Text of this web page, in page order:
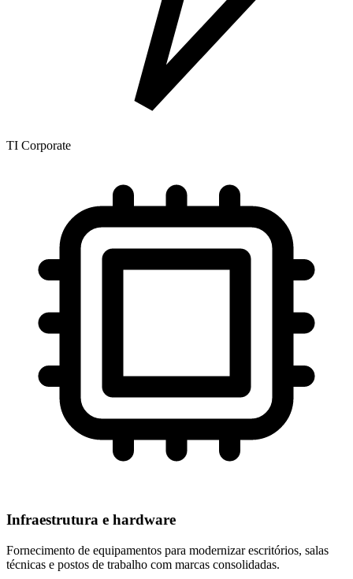
TI Corporate
Infraestrutura e hardware
Fornecimento de equipamentos para modernizar escritórios, salas
técnicas e postos de trabalho com marcas consolidadas.